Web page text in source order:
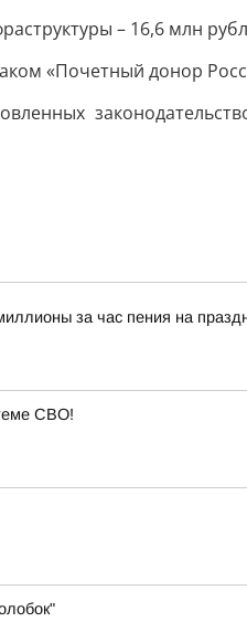
– 16,6 млн
«Почетный донор
за час пения на
СВО!